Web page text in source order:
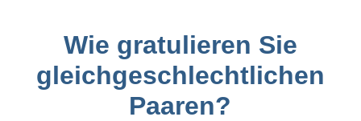
Wie gratulieren Sie
gleichgeschlechtlichen
Paaren?